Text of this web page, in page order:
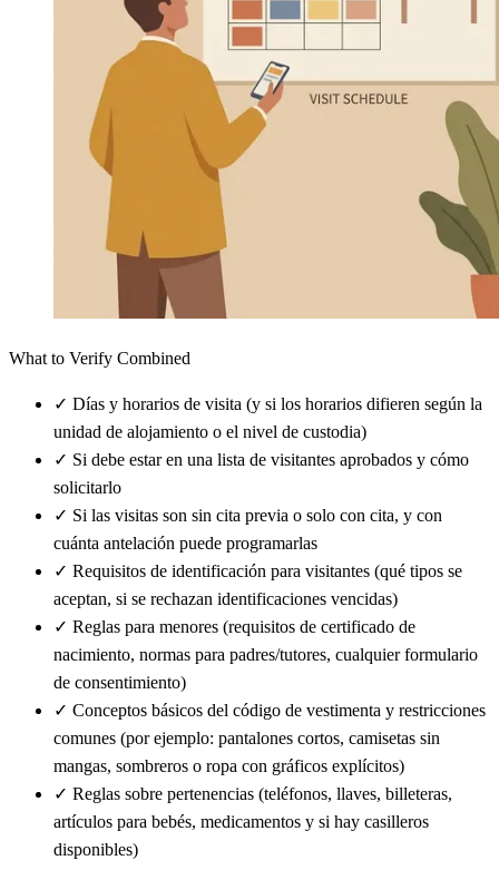
What to Verify Combined
✓ Días y horarios de visita (y si los horarios difieren según la
unidad de alojamiento o el nivel de custodia)
✓ Si debe estar en una lista de visitantes aprobados y cómo
solicitarlo
✓ Si las visitas son sin cita previa o solo con cita, y con
cuánta antelación puede programarlas
✓ Requisitos de identificación para visitantes (qué tipos se
aceptan, si se rechazan identificaciones vencidas)
✓ Reglas para menores (requisitos de certificado de
nacimiento, normas para padres/tutores, cualquier formulario
de consentimiento)
✓ Conceptos básicos del código de vestimenta y restricciones
comunes (por ejemplo: pantalones cortos, camisetas sin
mangas, sombreros o ropa con gráficos explícitos)
✓ Reglas sobre pertenencias (teléfonos, llaves, billeteras,
artículos para bebés, medicamentos y si hay casilleros
disponibles)